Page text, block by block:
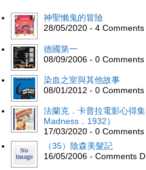
神聖懶鬼的冒險
28/05/2020 - 4 Comments
德國第一
08/09/2006 - 0 Comments
染血之室與其他故事
08/01/2012 - 0 Comments
法蘭克．卡普拉電影心得
Madness．1932）
17/03/2020 - 0 Comments
（35）陰森美髮記
16/05/2006 - Comments